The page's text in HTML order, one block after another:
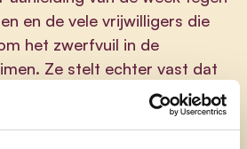
en de vele vrijwilligers die
het zwerfvuil in de
Ze stelt echter vast dat
met veel leegstand extra
Gaat de nieuwe